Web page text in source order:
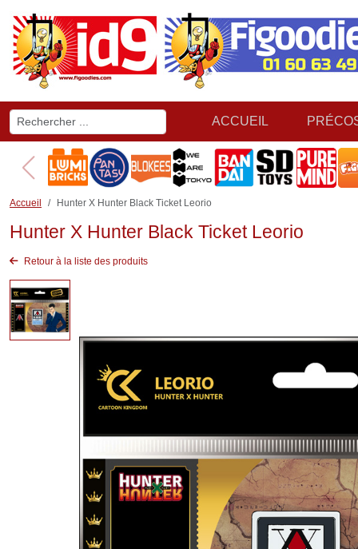
ACCUEIL
Accueil Hunter X Hunter Black Ticket Leorio
Hunter X Hunter Black Ticket Leorio
Retour à la liste des produits